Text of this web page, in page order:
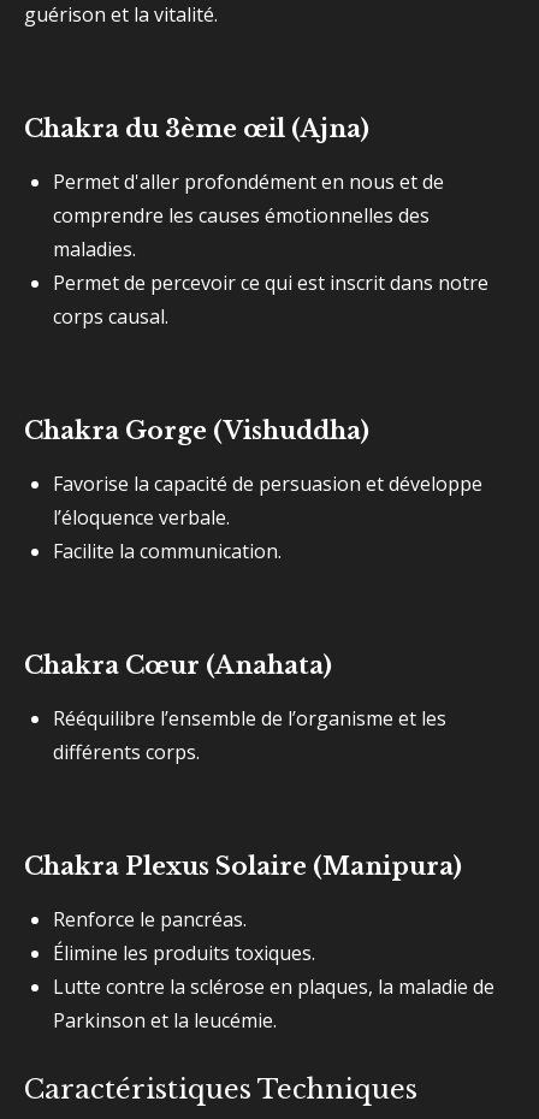
guérison et la vitalité.
Chakra du 3ème œil (Ajna)
Permet d'aller profondément en nous et de
comprendre les causes émotionnelles des
maladies.
Permet de percevoir ce qui est inscrit dans notre
corps causal.
Chakra Gorge (Vishuddha)
Favorise la capacité de persuasion et développe
l’éloquence verbale.
Facilite la communication.
Chakra Cœur (Anahata)
Rééquilibre l’ensemble de l’organisme et les
différents corps.
Chakra Plexus Solaire (Manipura)
Renforce le pancréas.
Élimine les produits toxiques.
Lutte contre la sclérose en plaques, la maladie de
Parkinson et la leucémie.
Caractéristiques Techniques